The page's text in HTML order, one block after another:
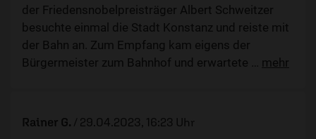
der Friedensnobelpreisträger Albert Schweitzer
besuchte einmal die Stadt Konstanz und reiste mit
der Bahn an. Zum Empfang kam eigens der
Bürgermeister zum Bahnhof und erwartete
mehr
Rainer G. / 29.04.2023, 16:23 Uhr